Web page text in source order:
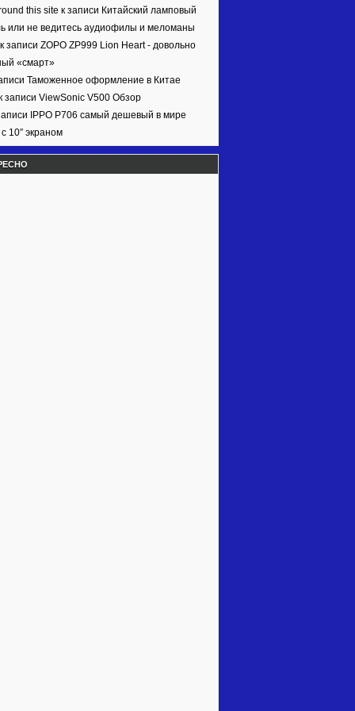
this site к записи Китайский ламповый
или не ведитесь аудиофилы и меломаны
записи ZOPO ZP999 Lion Heart - довольно
«смарт»
Таможенное оформление в Китае
записи ViewSonic V500 Обзор
IPPO P706 самый дешевый в мире
10″ экраном